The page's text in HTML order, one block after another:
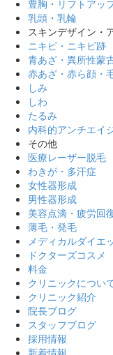
豊胸・リフトアッ
乳頭・乳輪
スキンデザイン・
ニキビ・ニキビ跡
青あざ・異所性蒙
赤あざ・赤ら顔・
しみ
しわ
たるみ
内科的アンチエイ
その他
医療レーザー脱毛
わきが・多汗症
女性器形成
男性器形成
美容点滴・疲労回
薄毛・発毛
メディカルダイエ
ドクターズコスメ
料金
クリニックについ
クリニック紹介
院長ブログ
スタッフブログ
採用情報
新着情報